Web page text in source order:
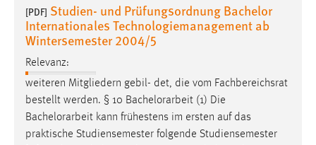
[PDF] Studien- und Prüfungsordnung Bachelor
Internationales Technologiemanagement ab
Wintersemester 2004/5
Relevanz:
weiteren Mitgliedern gebil- det, die vom Fachbereichsrat
bestellt werden. § 10 Bachelorarbeit (1) Die
Bachelorarbeit kann frühestens im ersten auf das
praktische Studiensemester folgende Studiensemester
site-language-preference
Zweck:
Das Cookie speichert die gewählte Sprache der Website.
Cookie Laufzeit:
Chat